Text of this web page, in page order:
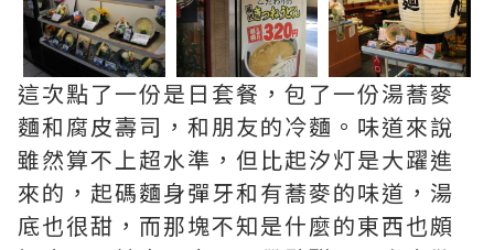
這次點了一份是日套餐，包了一份湯蕎麥
麵和腐皮壽司，和朋友的冷麵。味道來說
雖然算不上超水準，但比起汐灯是大躍進
來的，起碼麵身彈牙和有蕎麥的味道，湯
底也很甜，而那塊不知是什麼的東西也頗